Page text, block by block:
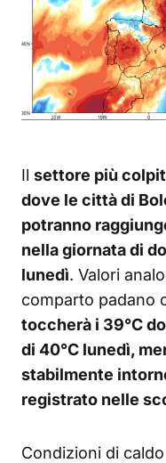
Il settore più
dove le città di
potranno
nella giornata di
lunedì. Valori
comparto padano
toccherà i 39°C
di 40°C lunedì,
stabilmente
registrato nelle
Condizioni di